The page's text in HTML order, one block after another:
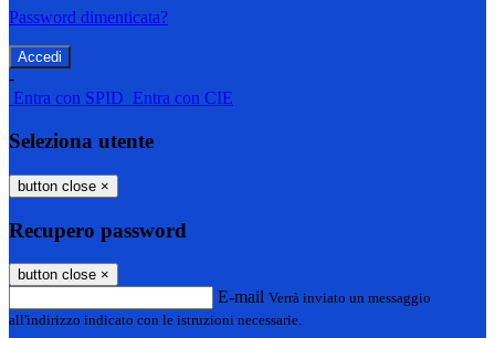
Password dimenticata?
-
Entra con SPID Entra con CIE
Seleziona utente
button close ×
Recupero password
button close ×
E-mail Verrà inviato un messaggio
all'indirizzo indicato con le istruzioni necessarie.